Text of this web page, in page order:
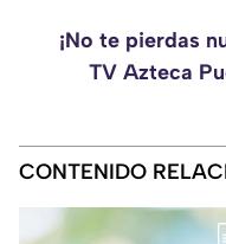
¡No te pierdas
TV Azteca
CONTENIDO